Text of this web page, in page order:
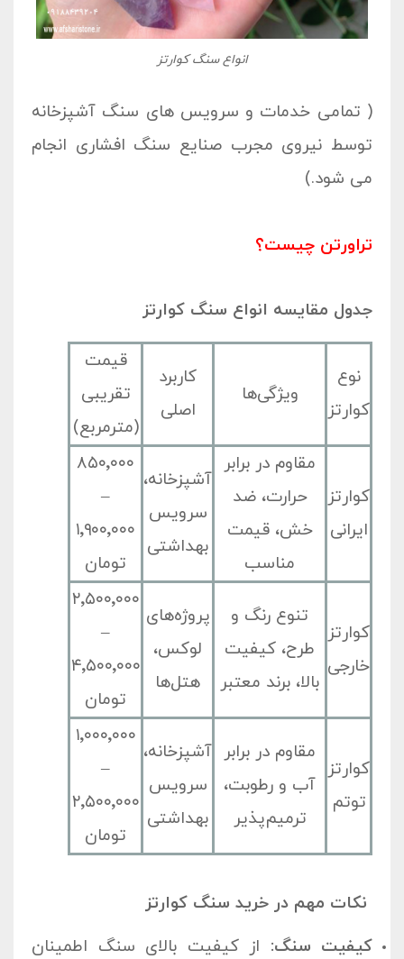
انواع سنگ کوارتز
( تمامی خدمات و سرویس های سنگ آشپزخانه
توسط نیروی مجرب صنایع سنگ افشاری انجام
می شود.)
تراورتن چیست؟
جدول مقایسه انواع سنگ کوارتز
نوع
کوارتز
ویژگی‌ها
کاربرد
اصلی
قیمت
تقریبی
(مترمربع)
کوارتز
ایرانی
مقاوم در برابر
حرارت، ضد
خش، قیمت
مناسب
آشپزخانه،
سرویس
بهداشتی
۸۵۰٬۰۰۰
–
۱٬۹۰۰٬۰۰۰
تومان
کوارتز
خارجی
تنوع رنگ و
طرح، کیفیت
بالا، برند معتبر
پروژه‌های
لوکس،
هتل‌ها
۲٬۵۰۰٬۰۰۰
–
۴٬۵۰۰٬۰۰۰
تومان
کوارتز
توتم
مقاوم در برابر
آب و رطوبت،
ترمیم‌پذیر
آشپزخانه،
سرویس
بهداشتی
۱٬۰۰۰٬۰۰۰
–
۲٬۵۰۰٬۰۰۰
تومان
نکات مهم در خرید سنگ کوارتز
کیفیت سنگ: از کیفیت بالای سنگ اطمینان